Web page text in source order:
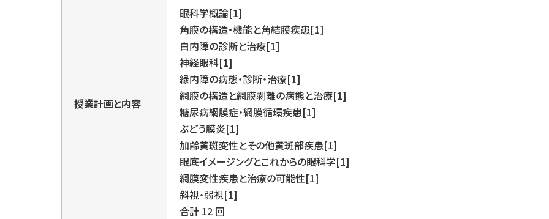
授業計画と内容
眼科学概論[1]
角膜の構造・機能と角結膜疾患[1]
白内障の診断と治療[1]
神経眼科[1]
緑内障の病態・診断・治療[1]
網膜の構造と網膜剥離の病態と治療[1]
糖尿病網膜症・網膜循環疾患[1]
ぶどう膜炎[1]
加齢黄斑変性とその他黄斑部疾患[1]
眼底イメージングとこれからの眼科学[1]
網膜変性疾患と治療の可能性[1]
斜視・弱視[1]
合計 12 回